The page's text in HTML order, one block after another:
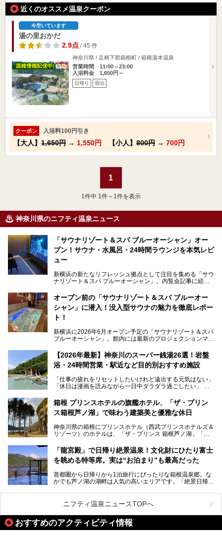
近くのオススメ温泉クーポン
今空いています
湯の里おかだ
2.9点/ 45 件
神奈川県 / 足柄下郡箱根町 / 箱根湯本温泉
営業時間 11:00～23:00
入浴料金 1,650円～
日帰り 宿泊
クーポン 入浴料100円引き
【大人】 1,650円 → 1,550円 【小人】 800円 → 700円
1
1 件中 1件～1件を表示
神奈川県のニフティ温泉ニュース
「サウナリゾート＆スパ ブルーオーシャン」オー
プン！サウナ・水風呂・24時間ラウンジを本気レビ
ュー
新横浜の新たなリフレッシュ拠点として注目を集める「サウ
ナリゾート＆スパ ブルーオーシャン」。内覧会記事に続
す。サウナや水風呂の気持ちよさはもちろん、リラックスス
ペースの過ごしやすさまで徹底チェック。新横浜エリアで日
常の疲れをリセットしたい人、ライブやスポーツ観戦遠征組
は必見です。
オープン前の「サウナリゾート＆スパ ブルーオー
シャン」に潜入！没入型サウナの魅力を徹底レポー
ト！
新横浜に2026年6月オープン予定の「サウナリゾート＆スパ
ブルーオーシャン」。館内には最新のプロジェクションマッ
的な“没入感（イマーシブ）”を体験できます。
今回は、そんな大注目の施設に一足先にお邪魔し、その全貌
を見学させていただきました！
サウナ室の中に咲き誇る桜、魚たちが泳ぐ水風呂、そしてバ
リのビーチを思わせる休憩スペース…。驚きの連続だった館
内の様子をレポートします！
【2026年最新】神奈川のスーパー銭湯26選！岩盤
浴・24時間営業・駅近など目的別おすすめ施設
「仕事の疲れをリセットしたいけれど遠出する元気はない」
「休日は漫画を読みながら一日中ダラダラ過ごしたい」
たい」
そんな「癒やされたい」という願いを叶えてくれるのが、神
神奈川県には、サウナや岩盤浴、一日中遊べるエンタメ施設
など、“非日常”を味わえるスーパー銭湯が数多く揃っていま
う」という人も多いはず。
そこで今回は、神奈川県内の人気施設26選を「安さ」「岩
業」「駅近」など、目的別に厳選して紹介します。
今の気分にぴったりの施設を見つけて、最高のリフレッシュ
箱根 プリンスホテルの旗艦ホテル、「ザ・プリン
ス箱根芦ノ湖」で味わう建築美と優雅な休日
神奈川県の箱根にプリンスホテル（西武プリンスホテルズ＆
リゾーツ）のホテルは、「ザ・プリンス 箱根芦ノ湖」「芦
「箱根仙石原プリンスホテル」と4軒あり、今回ご紹介する
「ザ・プリンス 箱根芦ノ湖」は、その中でもフラッグシッ
プ（旗艦）に位置づけられる特別なホテルです。
昭和の日本を代表する建築家の一人、村野藤吾が芦ノ湖の畔
に建てた桃源郷のようなホテルがここ。自家源泉の温泉や、
提供元：株式会社西武・プリンスホテルズワールドワイド
【PR】
この記事はザ・プリンス 箱根芦ノ湖のPR記事です。
「龍宮殿」で日帰り絶景温泉！文化財にひたり富士
を眺める特等席。実は“お泊まり”も最高だった
首都圏から日帰りから1泊旅行にぴったりな箱根温泉郷。な
かでも芦ノ湖の湖畔は人気の高いエリアです。「絶景日帰り
が楽しめるまさに眺望自慢の日帰り温泉。
そしてここは全24室の「箱根 芦ノ湖畔蛸川温泉 龍宮殿」と
して宿泊もできます。宿泊者は「龍宮殿本館」の営業時間に
加えて、朝6時からの宿泊者専用時間帯にも「龍宮殿本館」
のお風呂が利用できます。
ニフティ温泉ニュースTOPへ
おすすめのアクティビティ情報